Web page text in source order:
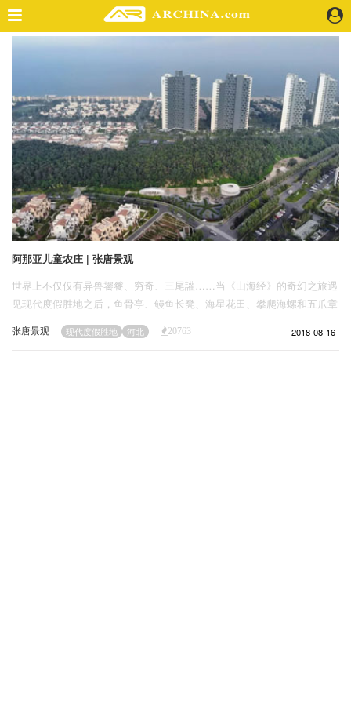
精选案例
景 观
室 内
视 频
头条资讯
业 界
机 构
人 物
地 产
快速搜索
阿那亚儿童农庄 | 张唐景观
世界上不仅仅有异兽饕餮、穷奇、三尾讙……当《山海经》的奇幻之旅遇
见现代度假胜地之后，鱼骨亭、鳗鱼长凳、海星花田、攀爬海螺和五爪章
鱼滑梯的构思蜂拥而至。沙丘和道路之间狭长的三角地带变成了儿童农
庄，包括农场和乐园。
张唐景观 现代度假胜地 河北 20763 2018-08-16